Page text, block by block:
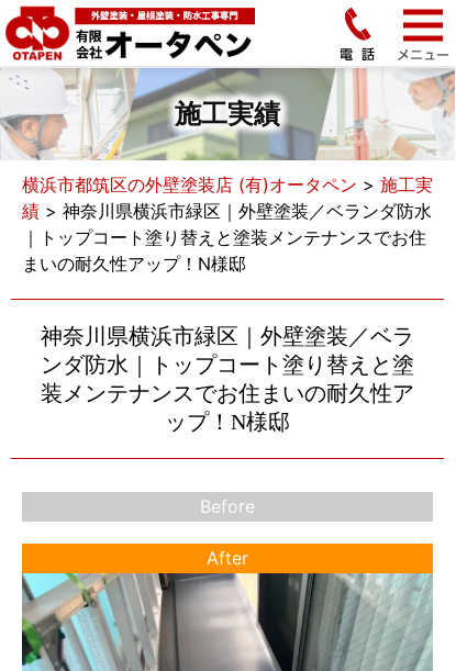
施工実績
横浜市都筑区の外壁塗装店 (有)オータペン > 施工実
績 > 神奈川県横浜市緑区｜外壁塗装／ベランダ防水
｜トップコート塗り替えと塗装メンテナンスでお住
まいの耐久性アップ！N様邸
神奈川県横浜市緑区｜外壁塗装／ベラ
ンダ防水｜トップコート塗り替えと塗
装メンテナンスでお住まいの耐久性ア
ップ！N様邸
Before
After